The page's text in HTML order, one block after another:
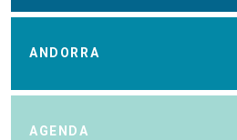
ANDORRA
AGENDA